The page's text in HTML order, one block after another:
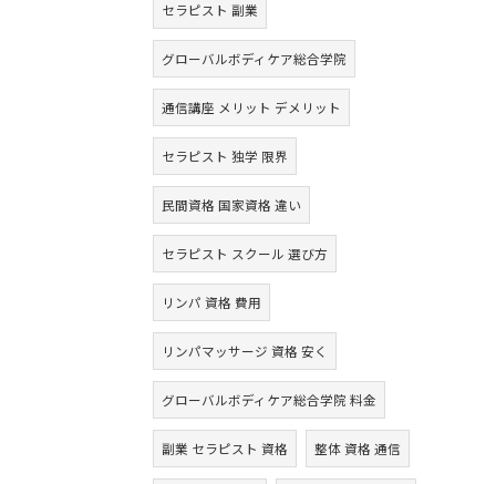
セラピスト 副業
グローバルボディケア総合学院
通信講座 メリット デメリット
セラピスト 独学 限界
民間資格 国家資格 違い
セラピスト スクール 選び方
リンパ 資格 費用
リンパマッサージ 資格 安く
グローバルボディケア総合学院 料金
副業 セラピスト 資格 整体 資格 通信